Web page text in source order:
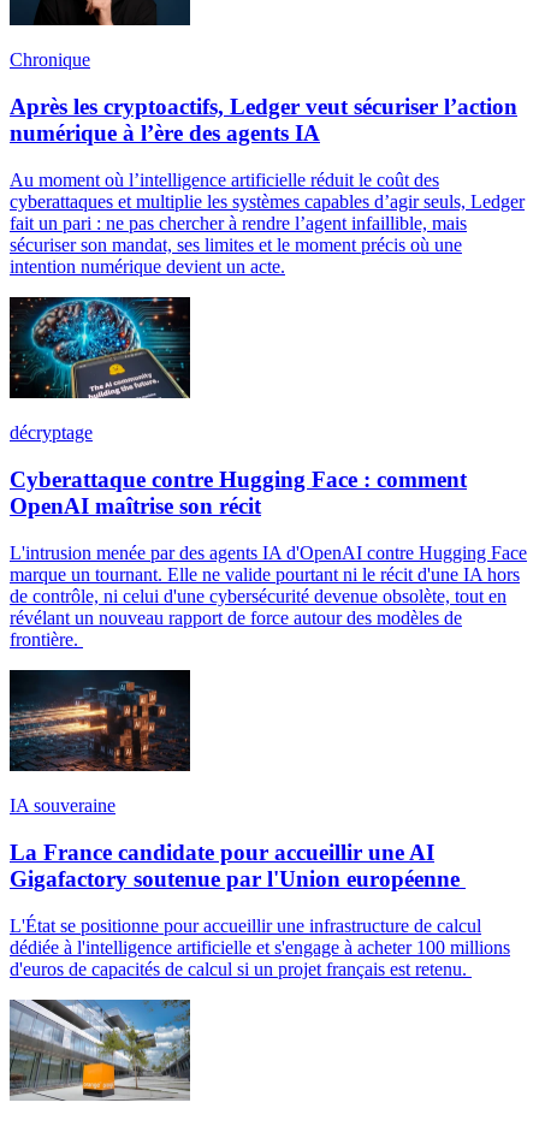
Chronique
Après les cryptoactifs, Ledger veut sécuriser l’action
numérique à l’ère des agents IA
Au moment où l’intelligence artificielle réduit le coût des
cyberattaques et multiplie les systèmes capables d’agir seuls, Ledger
fait un pari : ne pas chercher à rendre l’agent infaillible, mais
sécuriser son mandat, ses limites et le moment précis où une
intention numérique devient un acte.
décryptage
Cyberattaque contre Hugging Face : comment
OpenAI maîtrise son récit
L'intrusion menée par des agents IA d'OpenAI contre Hugging Face
marque un tournant. Elle ne valide pourtant ni le récit d'une IA hors
de contrôle, ni celui d'une cybersécurité devenue obsolète, tout en
révélant un nouveau rapport de force autour des modèles de
frontière.
IA souveraine
La France candidate pour accueillir une AI
Gigafactory soutenue par l'Union européenne
L'État se positionne pour accueillir une infrastructure de calcul
dédiée à l'intelligence artificielle et s'engage à acheter 100 millions
d'euros de capacités de calcul si un projet français est retenu.